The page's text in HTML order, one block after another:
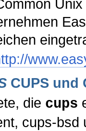
CUPS und
die cups
, cups-bsd